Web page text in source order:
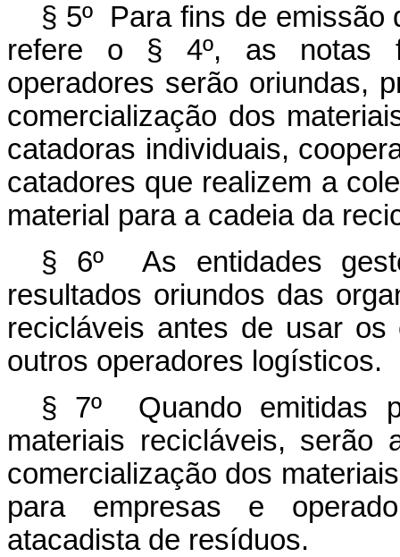
§ 5º Para fins de emissão
refere o § 4º, as notas
operadores serão oriundas,
comercialização dos
catadoras individuais,
catadores que realizem a
material para a cadeia da
§ 6º As entidades
resultados oriundos das
recicláveis antes de usar
outros operadores logísticos.
§ 7º Quando emitidas
materiais recicláveis, serão
comercialização dos
para empresas e
atacadista de resíduos.